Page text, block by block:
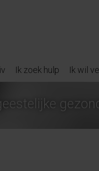
Ik zoek hulp Ik wil